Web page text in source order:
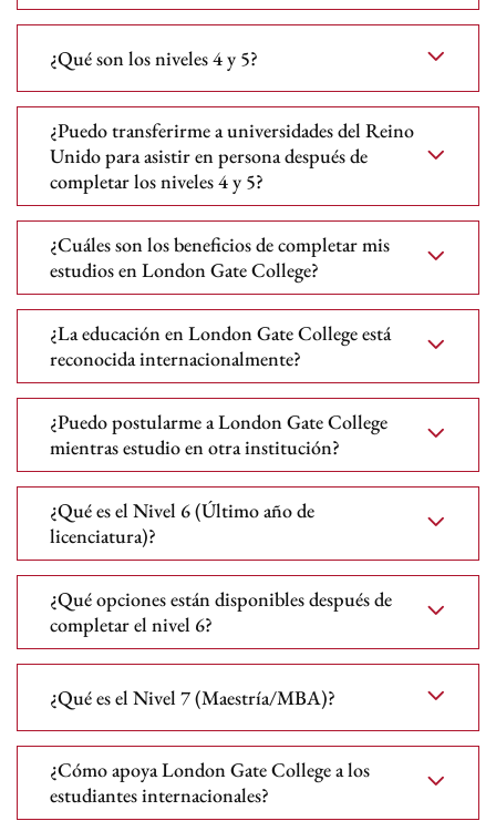
¿Qué son los niveles 4 y 5?
¿Puedo transferirme a universidades del Reino
Unido para asistir en persona después de
completar los niveles 4 y 5?
¿Cuáles son los beneficios de completar mis
estudios en London Gate College?
¿La educación en London Gate College está
reconocida internacionalmente?
¿Puedo postularme a London Gate College
mientras estudio en otra institución?
¿Qué es el Nivel 6 (Último año de
licenciatura)?
¿Qué opciones están disponibles después de
completar el nivel 6?
¿Qué es el Nivel 7 (Maestría/MBA)?
¿Cómo apoya London Gate College a los
estudiantes internacionales?